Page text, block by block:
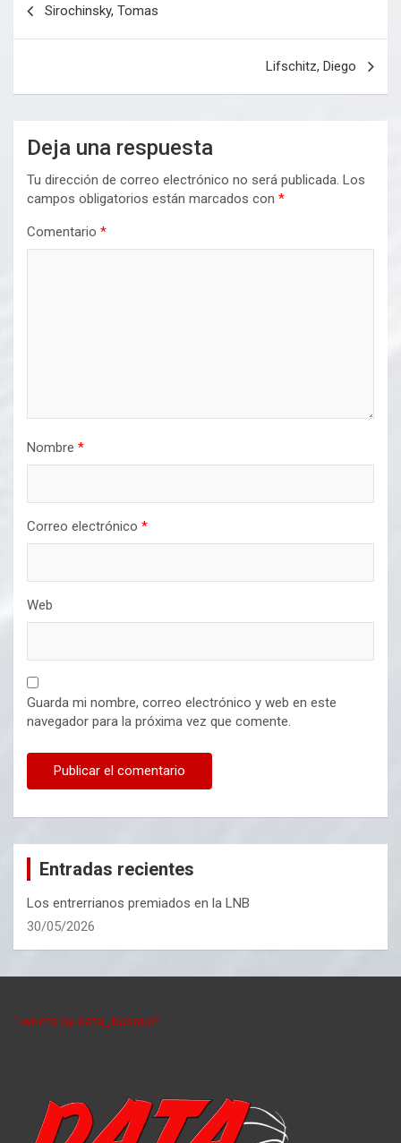
Sirochinsky, Tomas
Lifschitz, Diego
Deja una respuesta
Tu dirección de correo electrónico no será publicada. Los
campos obligatorios están marcados con *
Comentario *
Nombre *
Correo electrónico *
Web
Guarda mi nombre, correo electrónico y web en este
navegador para la próxima vez que comente.
Entradas recientes
Los entrerrianos premiados en la LNB
30/05/2026
Tweets by data_basquet